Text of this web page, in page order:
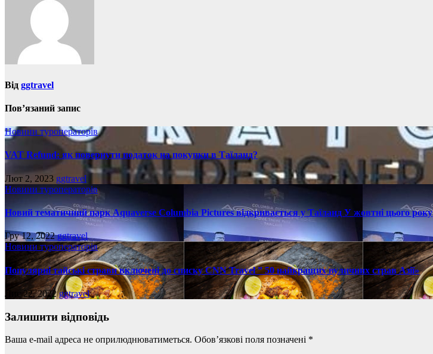
Від ggtravel
Пов’язаний запис
Новини туроператорів
VAT Refund: як повернути податок на покупки в Таїланд?
Лют 2, 2023 ggtravel
Новини туроператорів
Новий тематичний парк Aquaverse Columbia Pictures відкривається у Таїланд У жовтні цього року
Гру 12, 2022ggtravel
Новини туроператорів
Популярні тайські страви включені до списку CNN Travel ” 50 найкращих вуличних страв Азії»
Лис 22, 2022ggtravel
Залишити відповідь
Ваша e-mail адреса не оприлюднюватиметься. Обов’язкові поля позначені *